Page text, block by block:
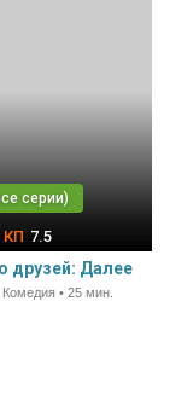
7.5
друзей: Далее
• 25 мин.